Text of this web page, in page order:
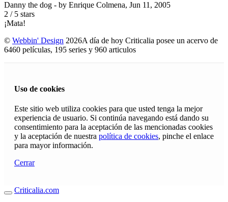
Danny the dog - by Enrique Colmena, Jun 11, 2005
2 / 5 stars
¡Mata!
© Webbin' Design 2026A día de hoy Criticalia posee un acervo de
6460 películas, 195 series y 960 articulos
Uso de cookies
Este sitio web utiliza cookies para que usted tenga la mejor
experiencia de usuario. Si continúa navegando está dando su
consentimiento para la aceptación de las mencionadas cookies
y la aceptación de nuestra política de cookies, pinche el enlace
para mayor información.
Cerrar
Criticalia.com